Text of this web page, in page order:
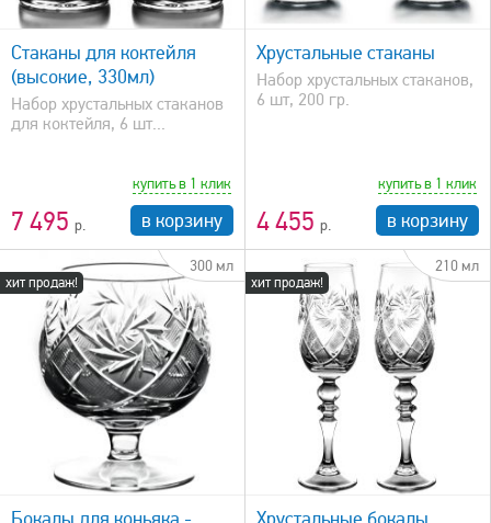
Стаканы для коктейля
(высокие, 330мл)
Набор хрустальных стаканов
для коктейля, 6 шт...
7 495
купить в 1 клик
в корзину
быстрый просмотр
Хрустальные стаканы
Набор хрустальных стаканов,
6 шт, 200 гр.
4 455
купить в 1 клик
в корзину
хит продаж!
300 мл
хит продаж!
210 мл
быстрый просмотр